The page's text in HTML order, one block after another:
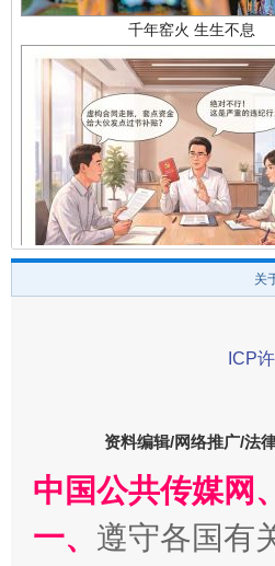
揭开“小金库”的免责幌子
受贿1.44亿！段成刚被判
关
ICP
资料编辑/网络推广/法
中国公共传媒网
一、 遵守各国有